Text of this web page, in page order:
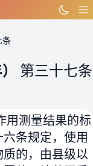
条
第三十七条
用测量结果的标
条规定，使用
的，由县级以